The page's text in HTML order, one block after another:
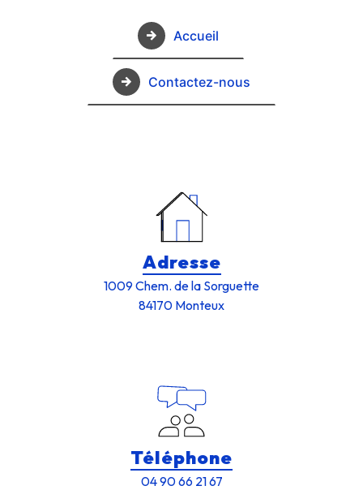
Accueil
Contactez-nous
Adresse
1009 Chem. de la Sorguette
84170 Monteux
Téléphone
04 90 66 21 67